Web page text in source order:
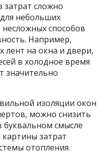
затрат сложно
небольших
способов
Например,
лент на окна и двери,
в холодное время
значительно
изоляции окон
можно снизить
буквальном смысле
затрат
отопления.